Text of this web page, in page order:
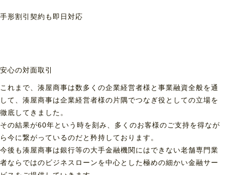
手形割引契約も 即日対応
安心の対面取引
これまで、湊屋商事は数多くの企業経営者様と事業融資全般を通
して、湊屋商事は企業経営者様の片隅でつなぎ役としての立場を
徹底してきました。
その結果が60年という時を刻み、多くのお客様のご支持を得なが
ら今に繋がっているのだと矜持しております。
今後も湊屋商事は銀行等の大手金融機関にはできない老舗専門業
者ならではのビジネスローンを中心とした極めの細かい金融サー